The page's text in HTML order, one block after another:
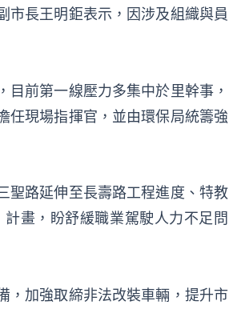
市長王明鉅表示，因涉及組織與員
前第一線壓力多集中於里幹事，
任現場指揮官，並由環保局統籌強
聖路延伸至長壽路工程進度、特教
畫，盼舒緩職業駕駛人力不足問
，加強取締非法改裝車輛，提升市